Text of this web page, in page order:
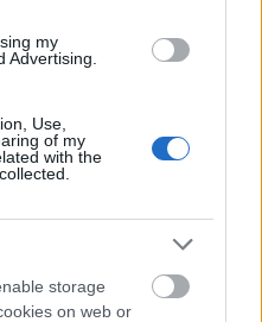
my
Advertising.
Use,
of my
with the
storage
on web or
és a 30Y zenekart,
Andrást
nevezték
remake, vagy Kex
rá szükségük.”
a tervezett Kex
vett részt, azok
mivel